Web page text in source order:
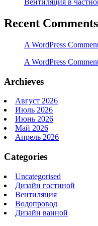
Вентиляция в
Recent Comments
A WordPress
A WordPress
Archieves
Август 2026
Июль 2026
Июнь 2026
Май 2026
Апрель 2026
Categories
Uncategorised
Дизайн гостиной
Вентиляция
Водопровод
Дизайн ванной